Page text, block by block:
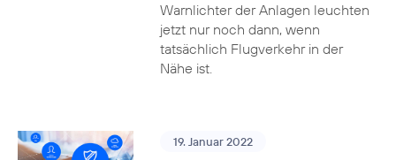
Warnlichter der Anlagen leuchten
jetzt nur noch dann, wenn
tatsächlich Flugverkehr in der
Nähe ist.
19. Januar 2022